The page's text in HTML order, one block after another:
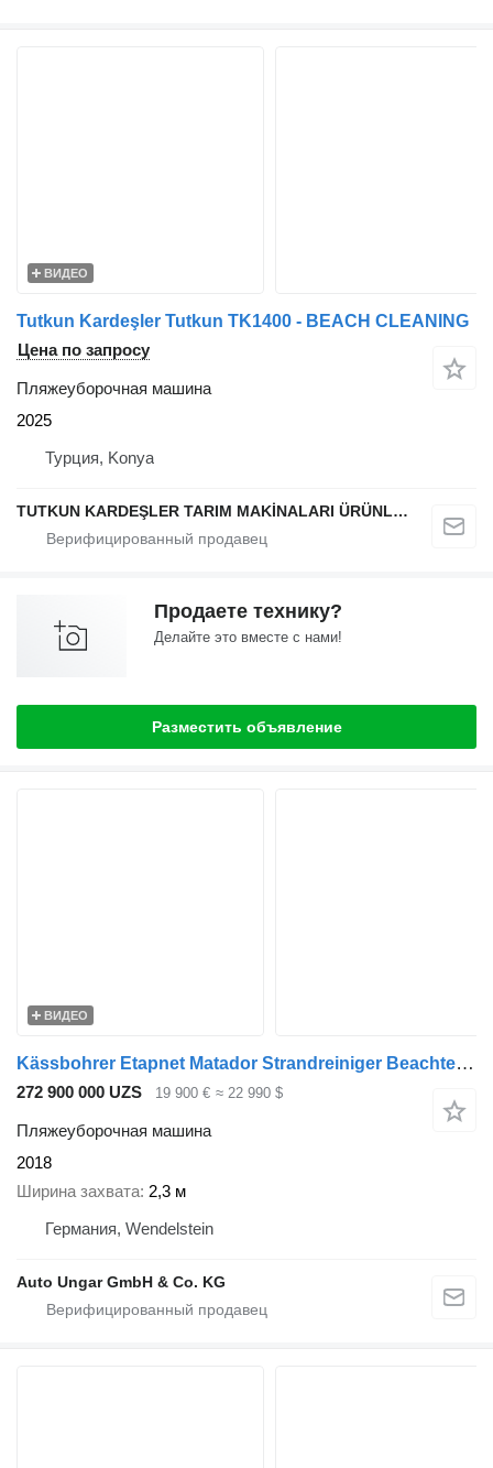
ВИДЕО
Tutkun Kardeşler Tutkun TK1400 - BEACH CLEANING
Цена по запросу
Пляжеуборочная машина
2025
Турция, Konya
TUTKUN KARDEŞLER TARIM MAKİNALARI ÜRÜNLERİ OTOMOTİV SAN. Ve TİC. LTD.ŞTİ.
Продаете технику?
Делайте это вместе с нами!
Разместить объявление
ВИДЕО
Kässbohrer Etapnet Matador Strandreiniger Beachtech STR Cribleuse de Palge
272 900 000 UZS 19 900 € ≈ 22 990 $
Пляжеуборочная машина
2018
Ширина захвата 2,3 м
Германия, Wendelstein
Auto Ungar GmbH & Co. KG